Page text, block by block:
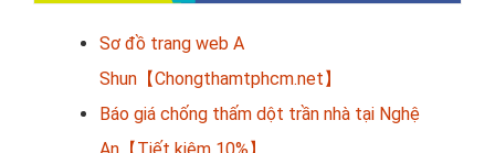
Sơ đồ trang web A
Shun【Chongthamtphcm.net】
Báo giá chống thấm dột trần nhà tại Nghệ